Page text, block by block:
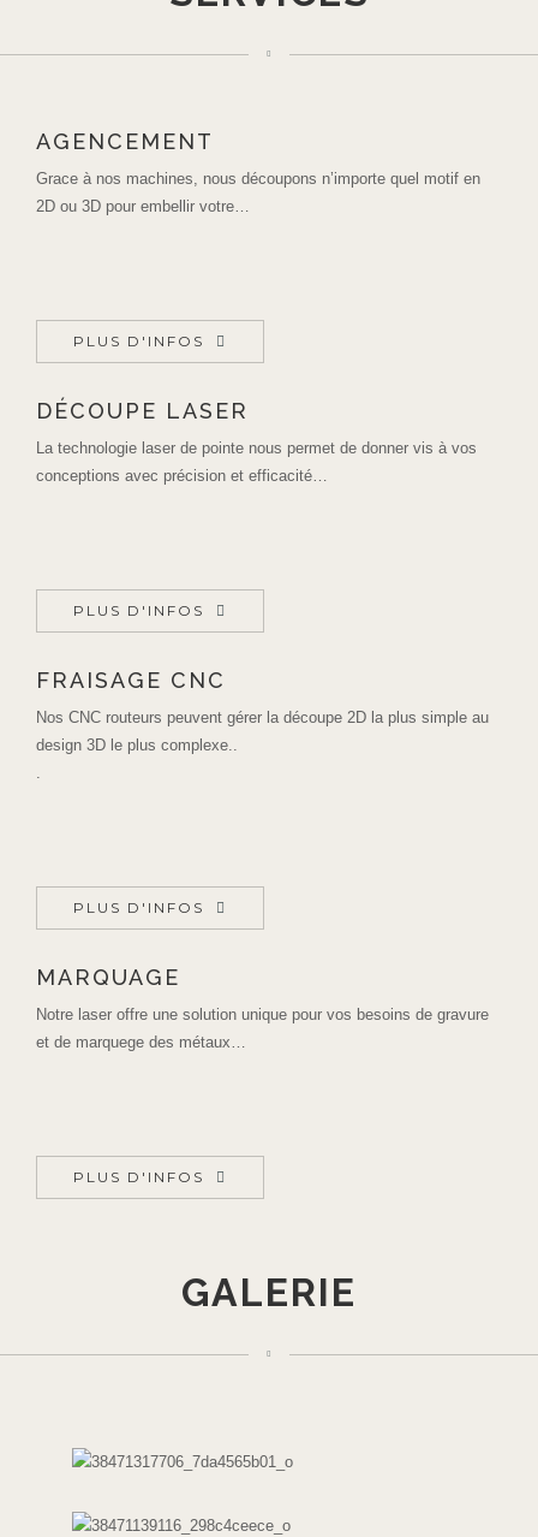
AGENCEMENT
Grace à nos machines, nous découpons n’importe quel motif en
2D ou 3D pour embellir votre…
PLUS D'INFOS
DÉCOUPE LASER
La technologie laser de pointe nous permet de donner vis à vos
conceptions avec précision et efficacité…
PLUS D'INFOS
FRAISAGE CNC
Nos CNC routeurs peuvent gérer la découpe 2D la plus simple au
design 3D le plus complexe..
.
PLUS D'INFOS
MARQUAGE
Notre laser offre une solution unique pour vos besoins de gravure
et de marquege des métaux…
PLUS D'INFOS
GALERIE